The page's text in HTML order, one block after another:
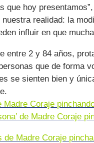
que hoy
realidad: la
influir en que
entre 2 y 84 años,
que de forma
se sienten bien y
Madre Coraje
de Madre Coraje
Madre Coraje